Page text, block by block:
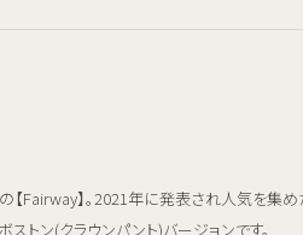
【Fairway】。2021年に発表され人気を集め
ストン(クラウンパント)バージョンです。